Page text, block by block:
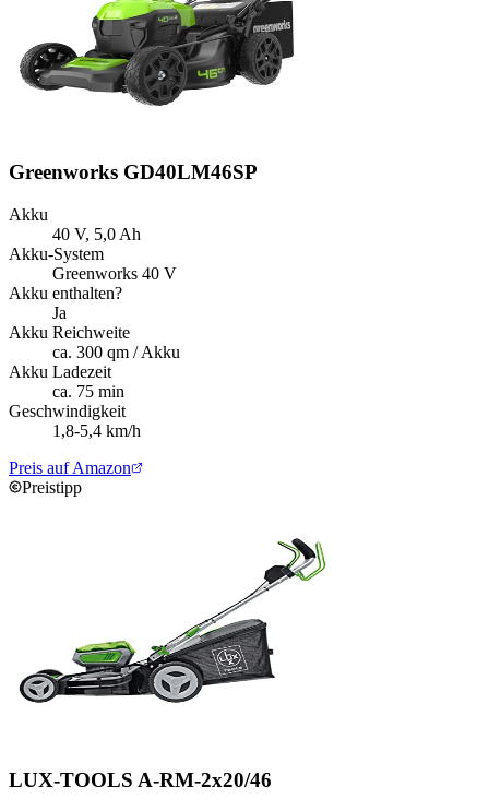
Greenworks GD40LM46SP
Akku
40 V, 5,0 Ah
Akku-System
Greenworks 40 V
Akku enthalten?
Ja
Akku Reichweite
ca. 300 qm / Akku
Akku Ladezeit
ca. 75 min
Geschwindigkeit
1,8-5,4 km/h
Preis auf Amazon
Preistipp
LUX-TOOLS A-RM-2x20/46